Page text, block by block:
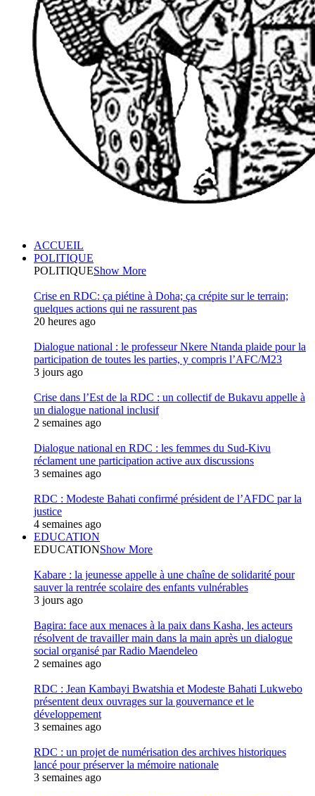
ACCUEIL
POLITIQUE
POLITIQUEShow More
Crise en RDC: ça piétine à Doha; ça crépite sur le terrain;
quelques actions qui ne rassurent pas
20 heures ago
Dialogue national : le professeur Nkere Ntanda plaide pour la
participation de toutes les parties, y compris l’AFC/M23
3 jours ago
Crise dans l’Est de la RDC : un collectif de Bukavu appelle à
un dialogue national inclusif
2 semaines ago
Dialogue national en RDC : les femmes du Sud-Kivu
réclament une participation active aux discussions
3 semaines ago
RDC : Modeste Bahati confirmé président de l’AFDC par la
justice
4 semaines ago
EDUCATION
EDUCATIONShow More
Kabare : la jeunesse appelle à une chaîne de solidarité pour
sauver la rentrée scolaire des enfants vulnérables
3 jours ago
Bagira: face aux menaces à la paix dans Kasha, les acteurs
résolvent de travailler main dans la main après un dialogue
social organisé par Radio Maendeleo
2 semaines ago
RDC : Jean Kambayi Bwatshia et Modeste Bahati Lukwebo
présentent deux ouvrages sur la gouvernance et le
développement
3 semaines ago
RDC : un projet de numérisation des archives historiques
lancé pour préserver la mémoire nationale
3 semaines ago